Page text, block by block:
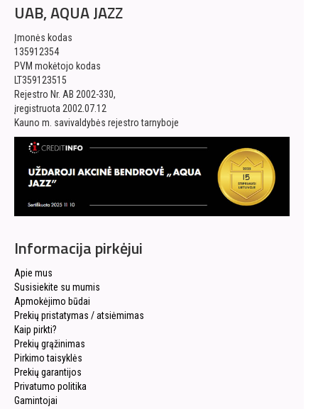
UAB, AQUA JAZZ
Įmonės kodas
135912354
PVM mokėtojo kodas
LT359123515
Rejestro Nr. AB 2002-330,
įregistruota 2002.07.12
Kauno m. savivaldybės rejestro tarnyboje
Informacija pirkėjui
Apie mus
Susisiekite su mumis
Apmokėjimo būdai
Prekių pristatymas / atsiėmimas
Kaip pirkti?
Prekių grąžinimas
Pirkimo taisyklės
Prekių garantijos
Privatumo politika
Gamintojai